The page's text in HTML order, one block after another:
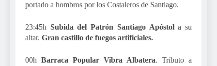
portado a hombros por los Costaleros de Santiago.
23:45h Subida del Patrón Santiago Apóstola su
altar. Gran castillo de fuegos artificiales.
00h Barraca Popular Vibra Albatera. Tributo a